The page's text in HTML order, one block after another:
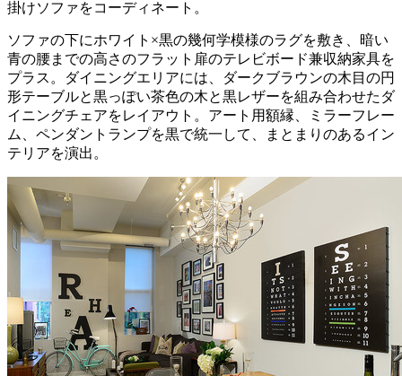
掛けソファをコーディネート。
ソファの下にホワイト×黒の幾何学模様のラグを敷き、暗い
青の腰までの高さのフラット扉のテレビボード兼収納家具を
プラス。ダイニングエリアには、ダークブラウンの木目の円
形テーブルと黒っぽい茶色の木と黒レザーを組み合わせたダ
イニングチェアをレイアウト。アート用額縁、ミラーフレー
ム、ペンダントランプを黒で統一して、まとまりのあるイン
テリアを演出。